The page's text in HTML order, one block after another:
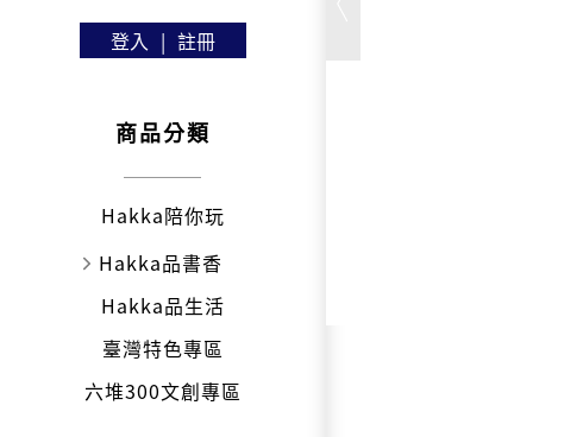
登入 | 註冊
商品分類
Hakka陪你玩
Hakka品書香
Hakka品生活
臺灣特色專區
六堆300文創專區